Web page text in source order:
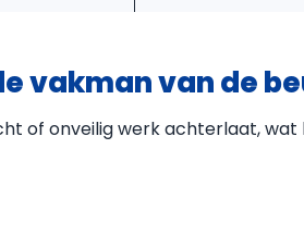
vakman van de
of onveilig werk achterlaat,